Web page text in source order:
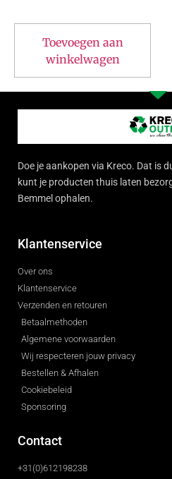
Toevoegen aan
winkelwagen
Doe je aankopen via Kreco. Dat is
kunt je producten thuis laten
Bemmel ophalen.
Klantenservice
Over ons
Klantenservice
Verzenden en retouren
Betaalmethoden
Algemene voorwaarden
Wij respecteren jouw privacy
Bestellen & Afhalen
Cookiebeleid
Sponsoring
Contact
+31(0)612198238